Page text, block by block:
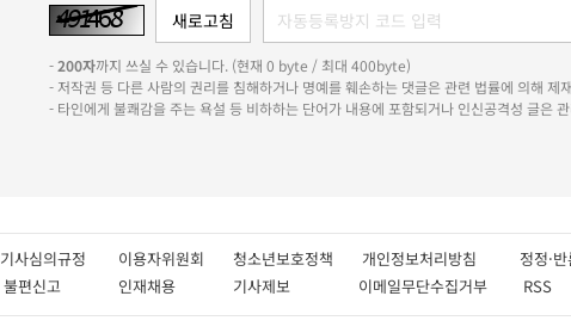
-200자까지 쓰실 수 있습니다. (현재 0 byte / 최대 400byte)
- 저작권 등 다른 사람의 권리를 침해하거나 명예를 훼손하는 댓글은 관련 법률에 의해 제
- 타인에게 불쾌감을 주는 욕설 등 비하하는 단어가 내용에 포함되거나 인신공격성 글은
기사심의규정 이용자위원회 청소년보호정책 개인정보처리방침 정정·
불편신고 인재채용 기사제보 이메일무단수집거부 RSS